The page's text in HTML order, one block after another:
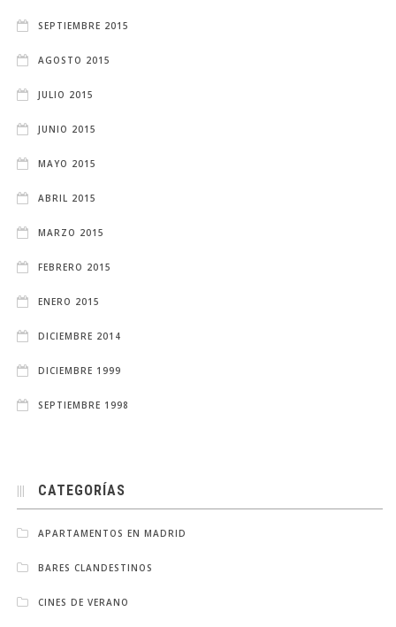
SEPTIEMBRE 2015
AGOSTO 2015
JULIO 2015
JUNIO 2015
MAYO 2015
ABRIL 2015
MARZO 2015
FEBRERO 2015
ENERO 2015
DICIEMBRE 2014
DICIEMBRE 1999
SEPTIEMBRE 1998
CATEGORÍAS
APARTAMENTOS EN MADRID
BARES CLANDESTINOS
CINES DE VERANO